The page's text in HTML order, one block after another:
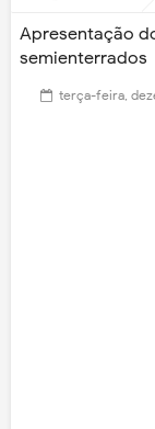
Apresentação
semienterrados
terça-feira,